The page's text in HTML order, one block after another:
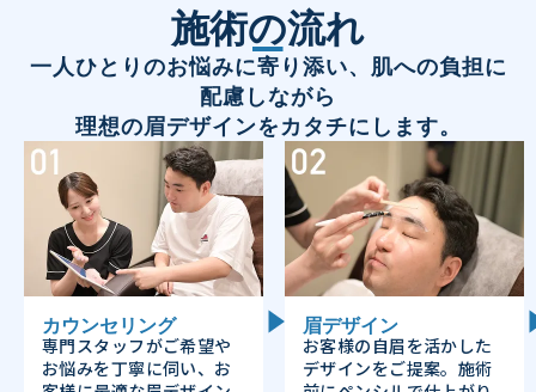
施術の流れ
一人ひとりのお悩みに寄り添い、肌への負担に
配慮しながら
理想の眉デザインをカタチにします。
カウンセリング
専門スタッフがご希望や
お悩みを丁寧に伺い、お
眉デザイン
お客様の自眉を活かした
デザインをご提案。施術